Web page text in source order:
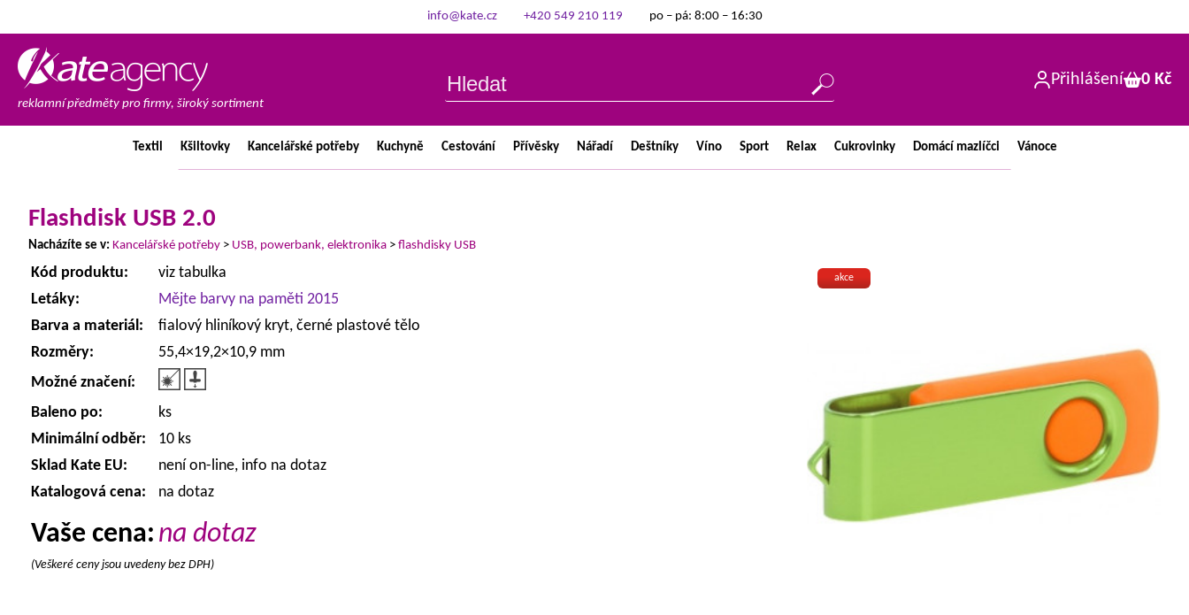
info@kate.cz +420 549 210 119 po – pá: 8:00 – 16:30
reklamní předměty pro firmy, široký sortiment
Přihlášení 0 Kč
Textil Kšiltovky Kancelářské potřeby Kuchyně Cestování Přívěsky Nářadí Deštníky Víno Sport Relax Cukrovinky Domácí mazlíčci Vánoce
Flashdisk USB 2.0
Nacházíte se v: Kancelářské potřeby > USB, powerbank, elektronika > flashdisky USB
akce
Kód produktu:
viz tabulka
Letáky:
Mějte barvy na paměti 2015
Barva a materiál:
fialový hliníkový kryt, černé plastové tělo
Rozměry:
55,4×19,2×10,9 mm
Možné značení:
Baleno po:
ks
Minimální odběr:
10 ks
Sklad Kate EU:
není on-line, info na dotaz
Katalogová cena:
na dotaz
Vaše cena: na dotaz
(Veškeré ceny jsou uvedeny bez DPH)